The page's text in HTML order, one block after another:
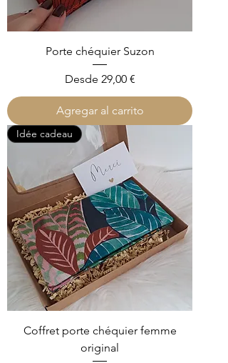
Porte chéquier Suzon
Desde 29,00 €
Precio de oferta
Agregar al carrito
Idée cadeau
Coffret porte chéquier femme
original